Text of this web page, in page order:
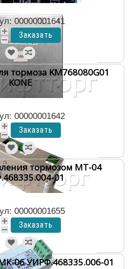
00000001641
тормоза KM768080G01
KONE
00000001642
тормозом МТ-04
01
00000001655
06 УИРФ.468335.006-01